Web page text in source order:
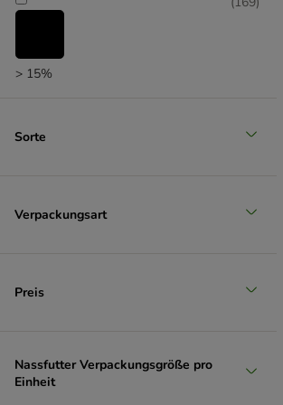
James Wellbeloved
Kitekat
LifeCat
Nature's Variety
PAN MIESKO
Pawsome
> 15%
Sorte
Verpackungsart
Preis
Nassfutter Verpackungsgröße pro
Einheit